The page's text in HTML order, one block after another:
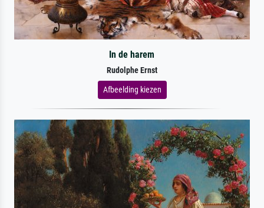
In de harem
Rudolphe Ernst
Afbeelding kiezen